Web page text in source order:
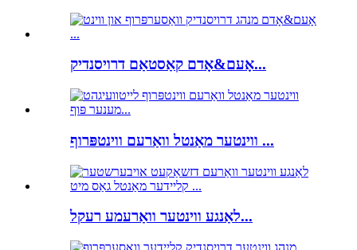
אָעם&אָדם קאַסטאַם דרויסנדיק...
ווינטער מאַנטל וואַרעם ווינטפּרוף ...
לאַנגע ווינטער וואַרעמע רעקל...